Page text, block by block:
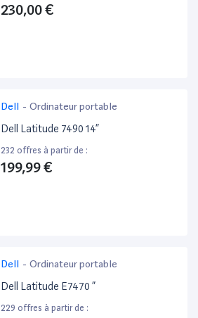
230,00 €
Dell - Ordinateur portable
Dell Latitude 7490 14”
232 offres à partir de :
199,99 €
Dell - Ordinateur portable
Dell Latitude E7470 ”
229 offres à partir de :